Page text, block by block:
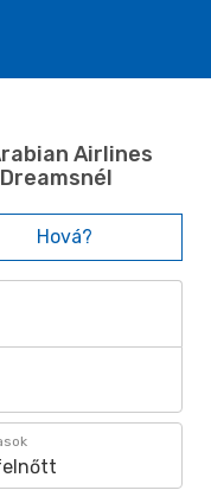
Airlines
Hová?